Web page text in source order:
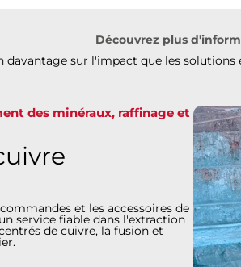
Découvrez plus
davantage sur l'impact que les
des minéraux, raffinage et
et les accessoires de
service fiable dans l'extraction
de cuivre, la fusion et